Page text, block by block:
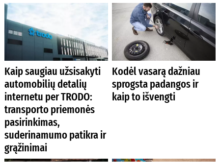
Kaip saugiau užsisakyti
automobilių detalių
internetu per TRODO:
transporto priemonės
pasirinkimas,
suderinamumo patikra ir
grąžinimai
Kodėl vasarą dažniau
sprogsta padangos ir
kaip to išvengti